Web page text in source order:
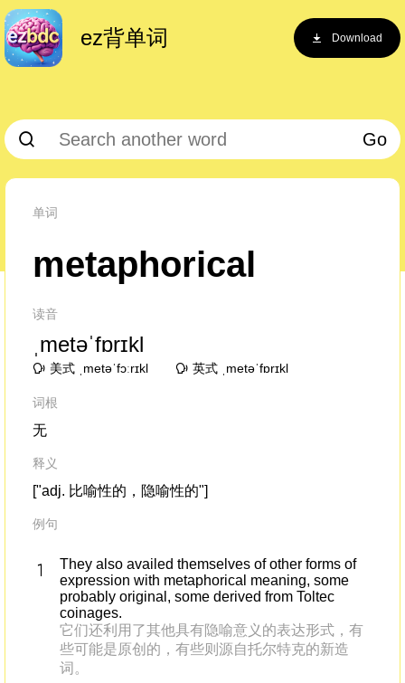
ez背单词 Download
Go
单词
metaphorical
读音
ˌmetəˈfɒrɪkl
美式 ˌmetəˈfɔːrɪkl 英式 ˌmetəˈfɒrɪkl
词根
无
释义
["adj. 比喻性的，隐喻性的"]
例句
They also availed themselves of other forms of
expression with metaphorical meaning, some
probably original, some derived from Toltec
coinages.
它们还利用了其他具有隐喻意义的表达形式，有
些可能是原创的，有些则源自托尔特克的新造
词。